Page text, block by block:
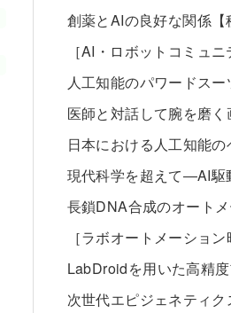
創薬とAIの良好な関係
［AI・ロボットコミュ
人工知能のパワードス
医師と対話して腕を磨
日本における人工知能
現代科学を超えて―AI駆
長鎖DNA合成のオート
［ラボオートメーショ
LabDroidを用いた高精
次世代エピジェネティ